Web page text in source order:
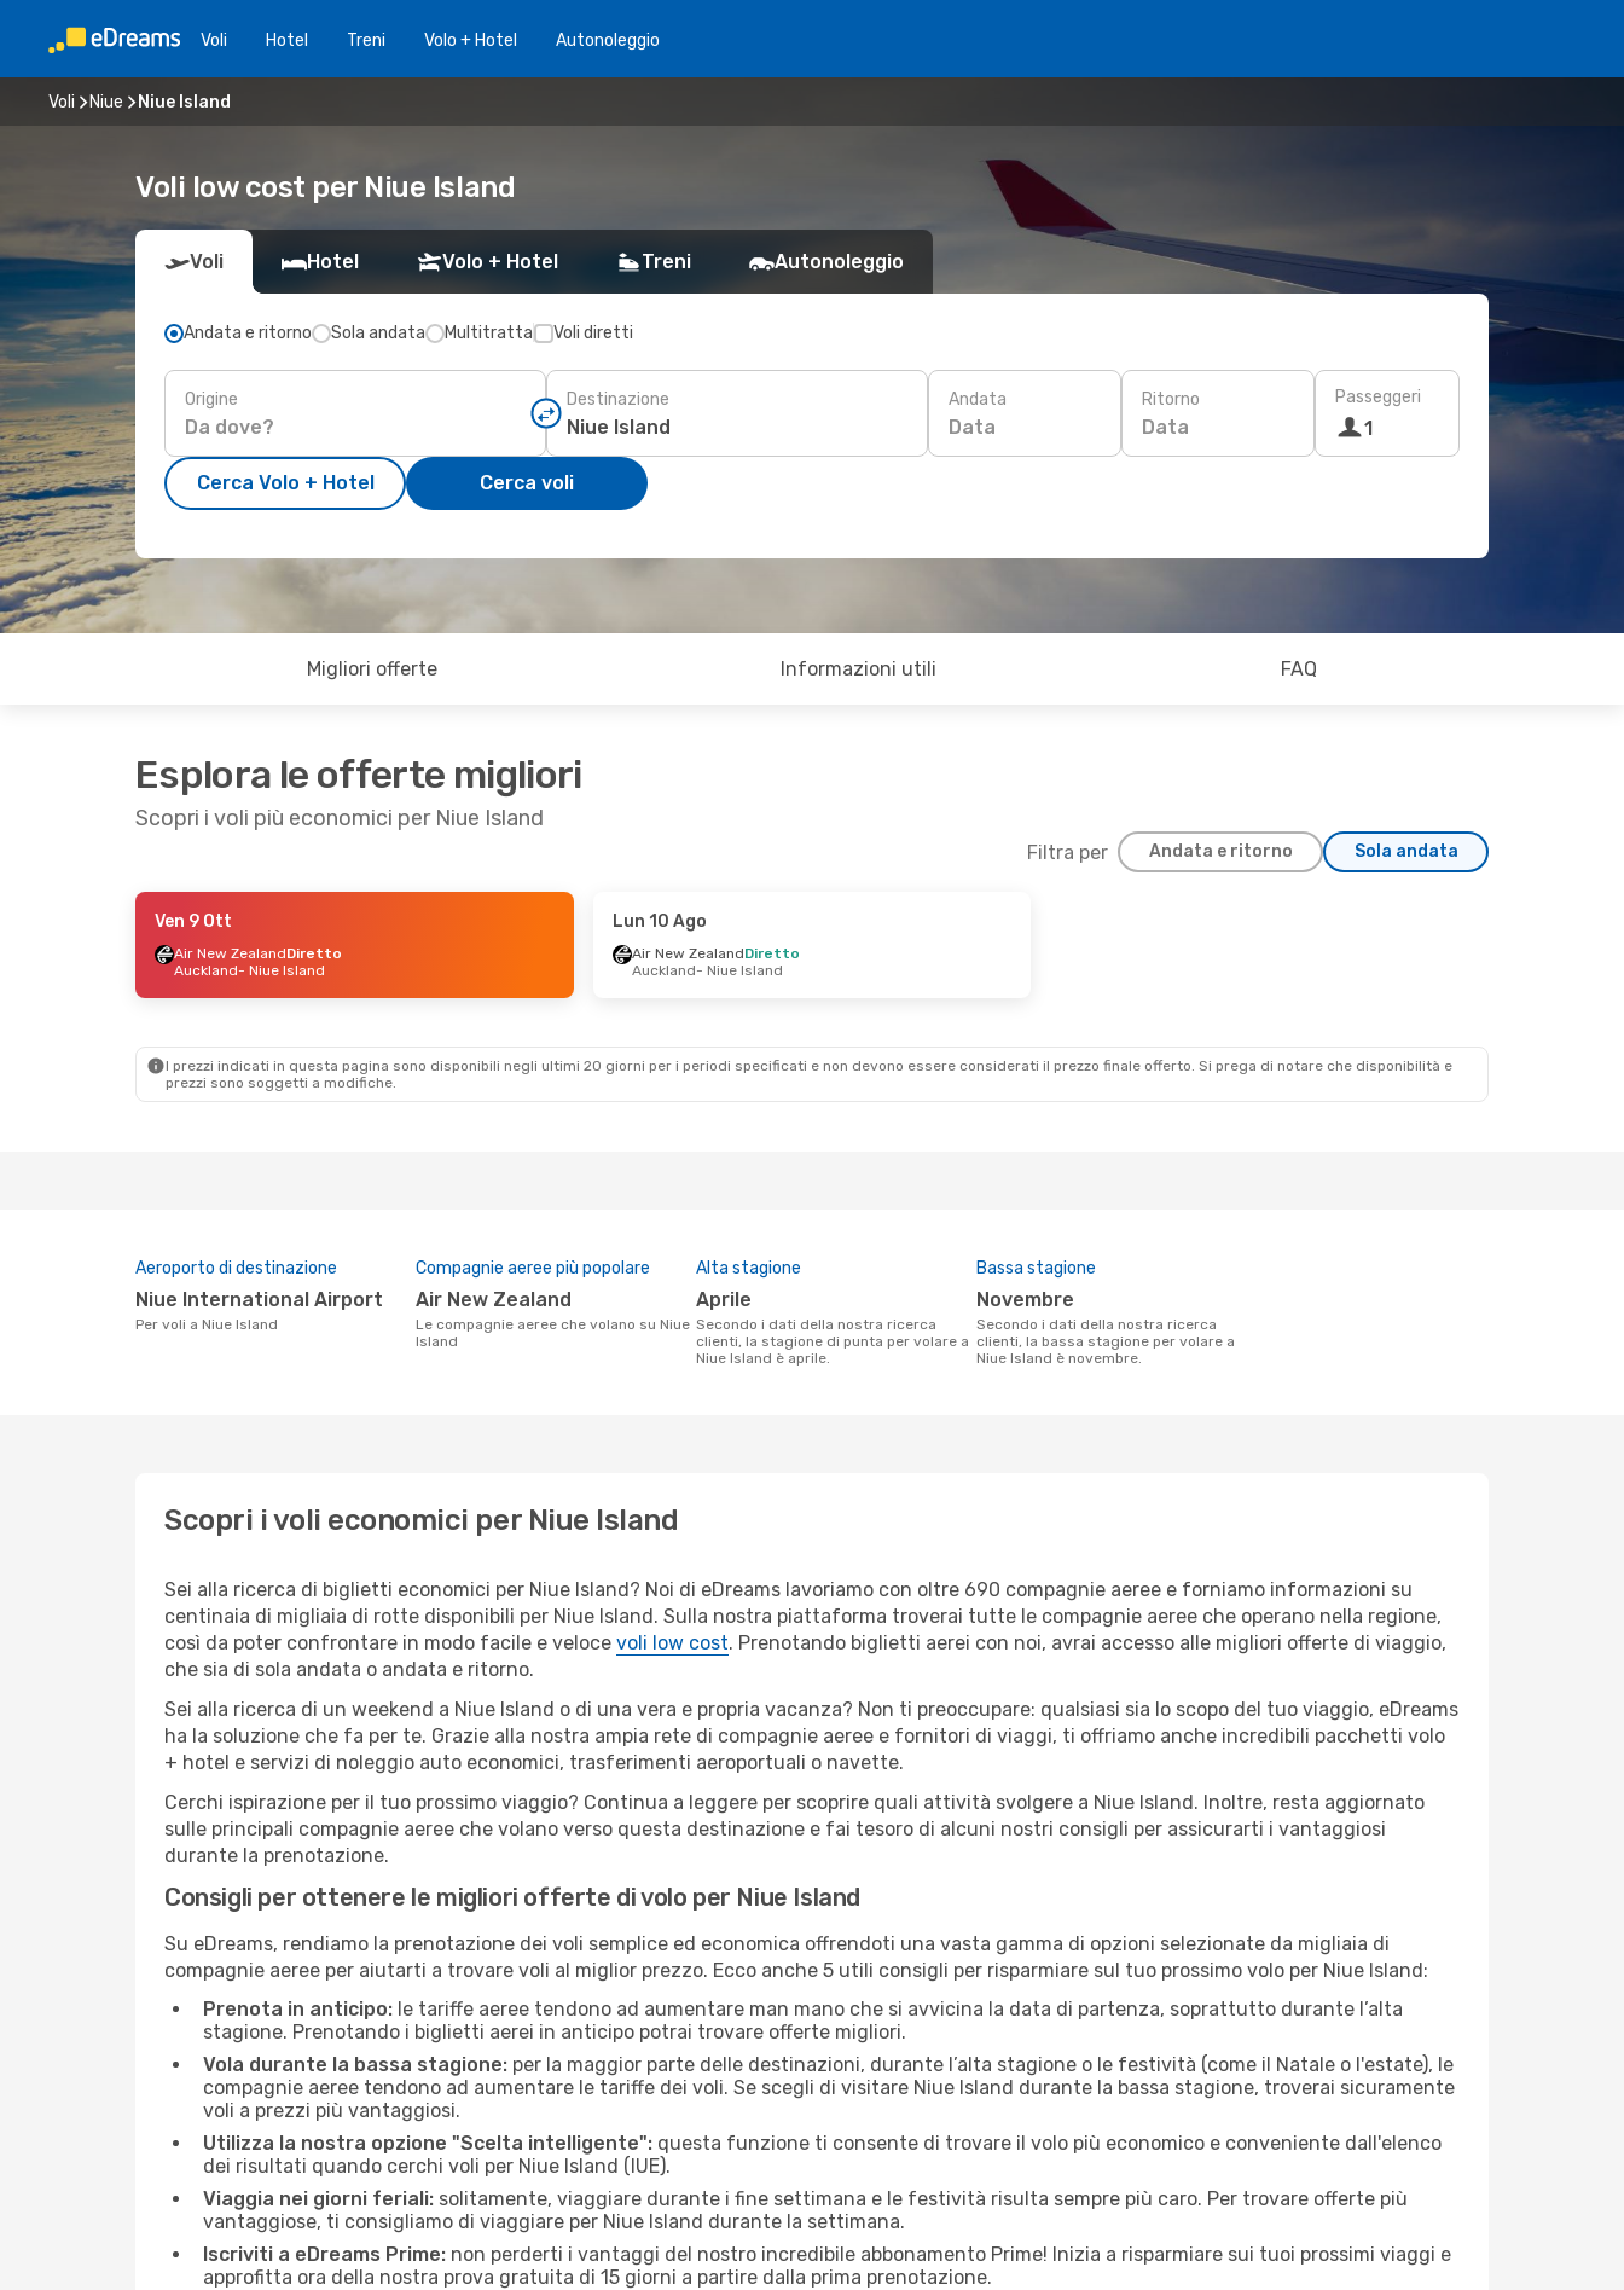
Voli Hotel Treni Volo + Hotel Autonoleggio
Voli Niue Niue Island
Voli low cost per Niue Island
Voli Hotel Volo + Hotel Treni Autonoleggio
Andata e ritorno Sola andata Multitratta Voli diretti
Origine Destinazione Andata
Data
Ritorno
Data
Passeggeri
1
Cerca Volo + Hotel Cerca voli
Migliori offerte Informazioni utili FAQ
Esplora le offerte migliori
Scopri i voli più economici per Niue Island
Filtra per Andata e ritorno Sola andata
- Lun 24 Ago
Diretto
- Niue Island
- Niue Island
Ven 9 Ott
Air New ZealandDiretto
Auckland- Niue Island
Lun 10 Ago
Air New ZealandDiretto
Auckland- Niue Island
I prezzi indicati in questa pagina sono disponibili negli ultimi 20 giorni per i periodi specificati e non devono essere considerati il ​​prezzo finale offerto. Si prega di notare che disponibilità e
prezzi sono soggetti a modifiche.
Aeroporto di destinazione
Niue International Airport
Per voli a Niue Island
Compagnie aeree più popolare
Air New Zealand
Le compagnie aeree che volano su Niue
Island
Alta stagione
aprile
Secondo i dati della nostra ricerca
clienti, la stagione di punta per volare a
Niue Island è aprile.
Bassa stagione
novembre
Secondo i dati della nostra ricerca
clienti, la bassa stagione per volare a
Niue Island è novembre.
Scopri i voli economici per Niue Island
Sei alla ricerca di biglietti economici per Niue Island? Noi di eDreams lavoriamo con oltre 690 compagnie aeree e forniamo informazioni su
centinaia di migliaia di rotte disponibili per Niue Island. Sulla nostra piattaforma troverai tutte le compagnie aeree che operano nella regione,
così da poter confrontare in modo facile e veloce voli low cost. Prenotando biglietti aerei con noi, avrai accesso alle migliori offerte di viaggio,
che sia di sola andata o andata e ritorno.
Sei alla ricerca di un weekend a Niue Island o di una vera e propria vacanza? Non ti preoccupare: qualsiasi sia lo scopo del tuo viaggio, eDreams
ha la soluzione che fa per te. Grazie alla nostra ampia rete di compagnie aeree e fornitori di viaggi, ti offriamo anche incredibili pacchetti volo
+ hotel e servizi di noleggio auto economici, trasferimenti aeroportuali o navette.
Cerchi ispirazione per il tuo prossimo viaggio? Continua a leggere per scoprire quali attività svolgere a Niue Island. Inoltre, resta aggiornato
sulle principali compagnie aeree che volano verso questa destinazione e fai tesoro di alcuni nostri consigli per assicurarti i vantaggiosi
durante la prenotazione.
Consigli per ottenere le migliori offerte di volo per Niue Island
Su eDreams, rendiamo la prenotazione dei voli semplice ed economica offrendoti una vasta gamma di opzioni selezionate da migliaia di
compagnie aeree per aiutarti a trovare voli al miglior prezzo. Ecco anche 5 utili consigli per risparmiare sul tuo prossimo volo per Niue Island:
Prenota in anticipo: le tariffe aeree tendono ad aumentare man mano che si avvicina la data di partenza, soprattutto durante l’alta
stagione. Prenotando i biglietti aerei in anticipo potrai trovare offerte migliori.
Vola durante la bassa stagione: per la maggior parte delle destinazioni, durante l’alta stagione o le festività (come il Natale o l'estate), le
compagnie aeree tendono ad aumentare le tariffe dei voli. Se scegli di visitare Niue Island durante la bassa stagione, troverai sicuramente
voli a prezzi più vantaggiosi.
Utilizza la nostra opzione "Scelta intelligente": questa funzione ti consente di trovare il volo più economico e conveniente dall'elenco
dei risultati quando cerchi voli per Niue Island (IUE).
Viaggia nei giorni feriali: solitamente, viaggiare durante i fine settimana e le festività risulta sempre più caro. Per trovare offerte più
vantaggiose, ti consigliamo di viaggiare per Niue Island durante la settimana.
Iscriviti a eDreams Prime: non perderti i vantaggi del nostro incredibile abbonamento Prime! Inizia a risparmiare sui tuoi prossimi viaggi e
approfitta ora della nostra prova gratuita di 15 giorni a partire dalla prima prenotazione.